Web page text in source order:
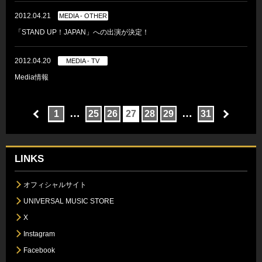
2012.04.21 MEDIA - OTHER
「STAND UP！JAPAN」への出演が決定！
2012.04.20 MEDIA - TV
Media情報
1 … 25 26 27 28 29 … 31
LINKS
オフィシャルサイト
UNIVERSAL MUSIC STORE
X
Instagram
Facebook